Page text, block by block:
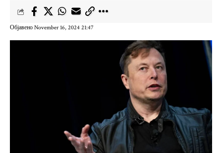
Објавено November 16, 2024 21:47